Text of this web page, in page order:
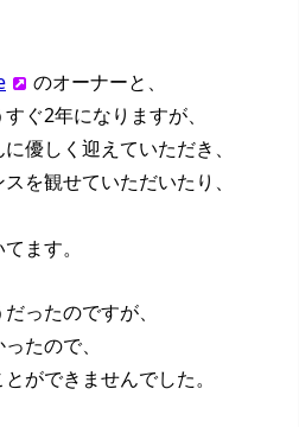
のオーナーと、
ぐ2年になりますが、
優しく迎えていただき、
を観せていただいたり、
ます。
ったのですが、
たので、
ができませんでした。